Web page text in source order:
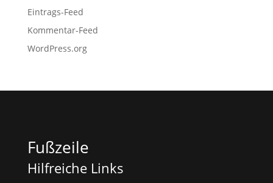
Eintrags-Feed
Kommentar-Feed
WordPress.org
Fußzeile
Hilfreiche Links